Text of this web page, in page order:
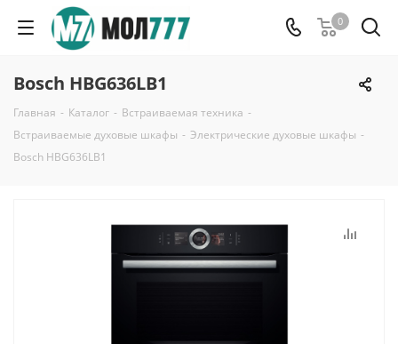
0
Bosch HBG636LB1
Главная - Каталог - Встраиваемая техника -
Встраиваемые духовые шкафы - Электрические духовые шкафы -
Bosch HBG636LB1